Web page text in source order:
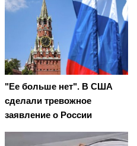
"Ее больше нет". В США
сделали тревожное
заявление о России